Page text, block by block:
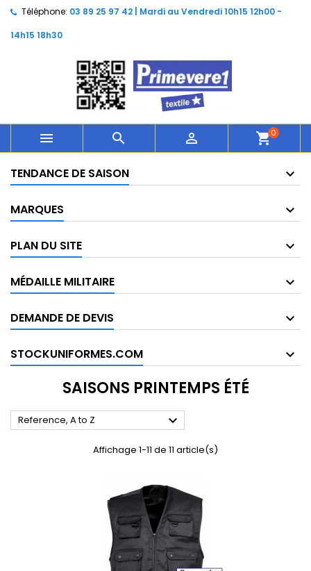
Téléphone: 03 89 25 97 42 | Mardi au Vendredi 10h15 12h00 -
14h15 18h30
   shopping_cart0
TENDANCE DE SAISON
MARQUES
PLAN DU SITE
MÉDAILLE MILITAIRE
DEMANDE DE DEVIS
STOCKUNIFORMES.COM
SAISONS PRINTEMPS ÉTÉ
Reference, A to Z 
Affichage 1-11 de 11 article(s)